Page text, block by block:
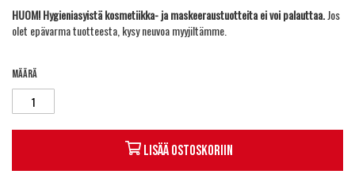
HUOM! Hygieniasyistä kosmetiikka- ja maskeeraustuotteita ei voi palauttaa.Jos
olet epävarma tuotteesta, kysy neuvoa myyjiltämme.
Määrä
Lisää ostoskoriin